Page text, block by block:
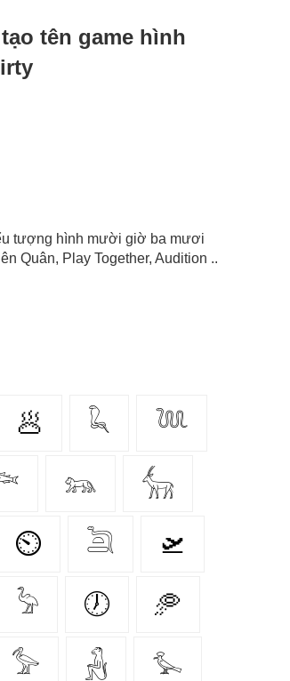
tên game hình
tượng hình mười giờ ba mươi
Quân, Play Together, Audition ..
🥟 𓆗 𓆙
𓃬 𓃲
⏲ 𓆖 🛫
𓅦 🕖 🥏
𓅞 𓃻 𓅙